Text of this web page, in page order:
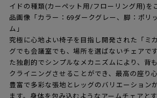
イドの種類(カーペット用/フローリング用)を
品画像「カラー：69ダークグレー、脚：ポリ
ム」
究極に心地よい椅子を目指し開発された「ミ
グでも会議室でも、場所を選ばないチェアで
た独創的でシンプルなメカニズムにより、背
クライニングさせることができ、最高の座り
豊富で多彩な張地とレッグのバリエーション
ます。身体を包み込むようなアームチェアと